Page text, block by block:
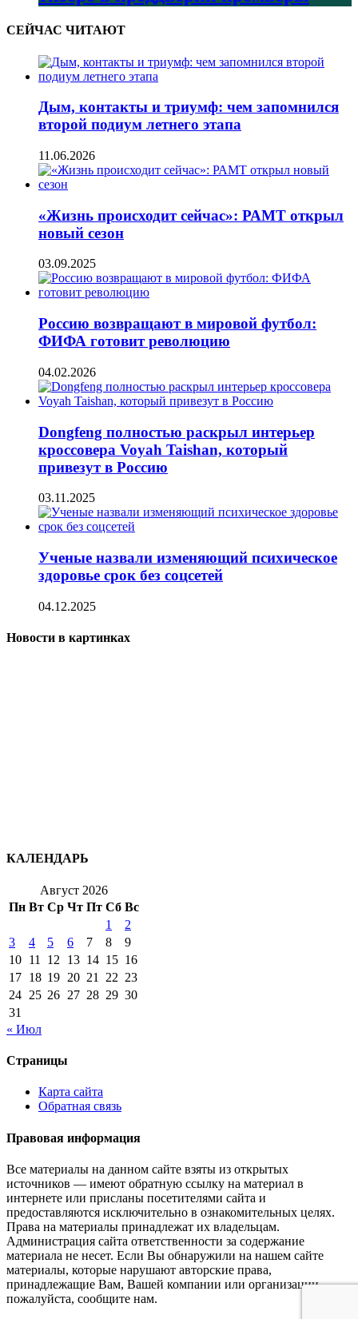
СЕЙЧАС ЧИТАЮТ
Дым, контакты и триумф: чем запомнился
второй подиум летнего этапа
11.06.2026
«Жизнь происходит сейчас»: РАМТ открыл
новый сезон
03.09.2025
Россию возвращают в мировой футбол:
ФИФА готовит революцию
04.02.2026
Dongfeng полностью раскрыл интерьер
кроссовера Voyah Taishan, который
привезут в Россию
03.11.2025
Ученые назвали изменяющий психическое
здоровье срок без соцсетей
04.12.2025
Новости в картинках
КАЛЕНДАРЬ
Август 2026
Пн Вт Ср Чт Пт Сб Вс
1
2
3
4 5 6 7 8
9
10 11 12 13 14 15 16
17 18 19 20 21 22 23
24 25 26 27 28 29 30
31
« Июл
Страницы
Карта сайта
Обратная связь
Правовая информация
Все материалы на данном сайте взяты из открытых
источников — имеют обратную ссылку на материал в
интернете или присланы посетителями сайта и
предоставляются исключительно в ознакомительных целях.
Права на материалы принадлежат их владельцам.
Администрация сайта ответственности за содержание
материала не несет. Если Вы обнаружили на нашем сайте
материалы, которые нарушают авторские права,
принадлежащие Вам, Вашей компании или организации,
пожалуйста, сообщите нам.